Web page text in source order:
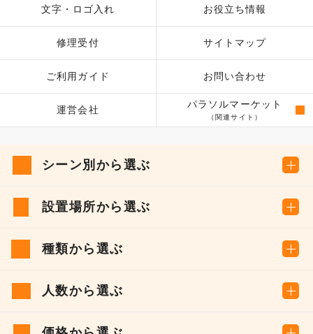
文字・ロゴ入れ
修理受付
ご利用ガイド
運営会社
お役立ち情報
サイトマップ
お問い合わせ
パラソルマーケット
（関連サイト）
シーン別から選ぶ
設置場所から選ぶ
種類から選ぶ
人数から選ぶ